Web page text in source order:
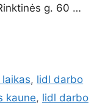
g. 60 …
, lidl darbo
kaune, lidl darbo